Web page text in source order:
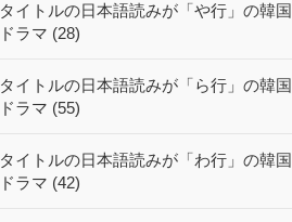
タイトルの日本語読みが「や行」の韓国
ドラマ (28)
タイトルの日本語読みが「ら行」の韓国
ドラマ (55)
タイトルの日本語読みが「わ行」の韓国
ドラマ (42)